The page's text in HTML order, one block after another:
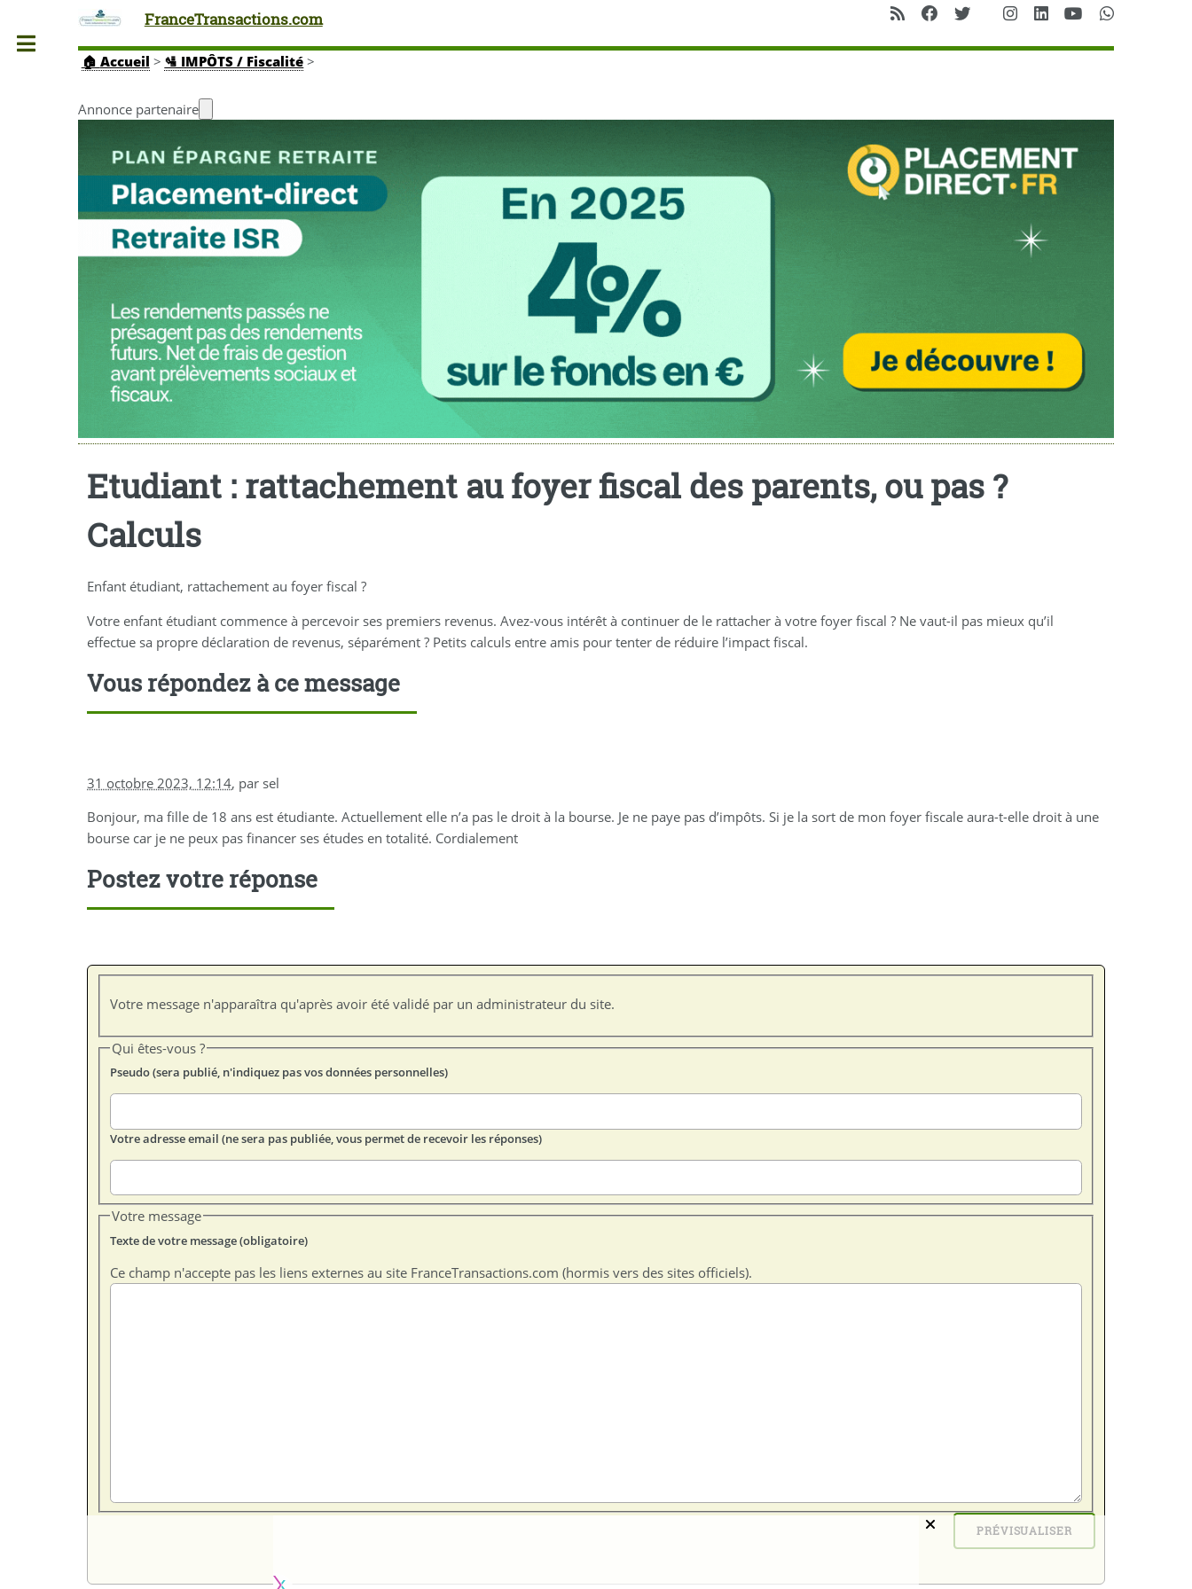
FranceTransactions.com
🏠 Accueil > 🛂 IMPÔTS / Fiscalité >
Annonce partenaire
Etudiant : rattachement au foyer fiscal des parents, ou pas ?
Calculs
Enfant étudiant, rattachement au foyer fiscal ?
Votre enfant étudiant commence à percevoir ses premiers revenus. Avez-vous intérêt à continuer de le rattacher à votre foyer fiscal ? Ne vaut-il pas mieux qu’il
effectue sa propre déclaration de revenus, séparément ? Petits calculs entre amis pour tenter de réduire l’impact fiscal.
Vous répondez à ce message
31 octobre 2023, 12:14, par sel
Bonjour, ma fille de 18 ans est étudiante. Actuellement elle n’a pas le droit à la bourse. Je ne paye pas d’impôts. Si je la sort de mon foyer fiscale aura-t-elle droit à une
bourse car je ne peux pas financer ses études en totalité. Cordialement
Postez votre réponse
Votre message n'apparaîtra qu'après avoir été validé par un administrateur du site.
Qui êtes-vous ?
Pseudo (sera publié, n'indiquez pas vos données personnelles)
Votre adresse email (ne sera pas publiée, vous permet de recevoir les réponses)
Votre message
Texte de votre message (obligatoire)
Ce champ n'accepte pas les liens externes au site FranceTransactions.com (hormis vers des sites officiels).
Toggle